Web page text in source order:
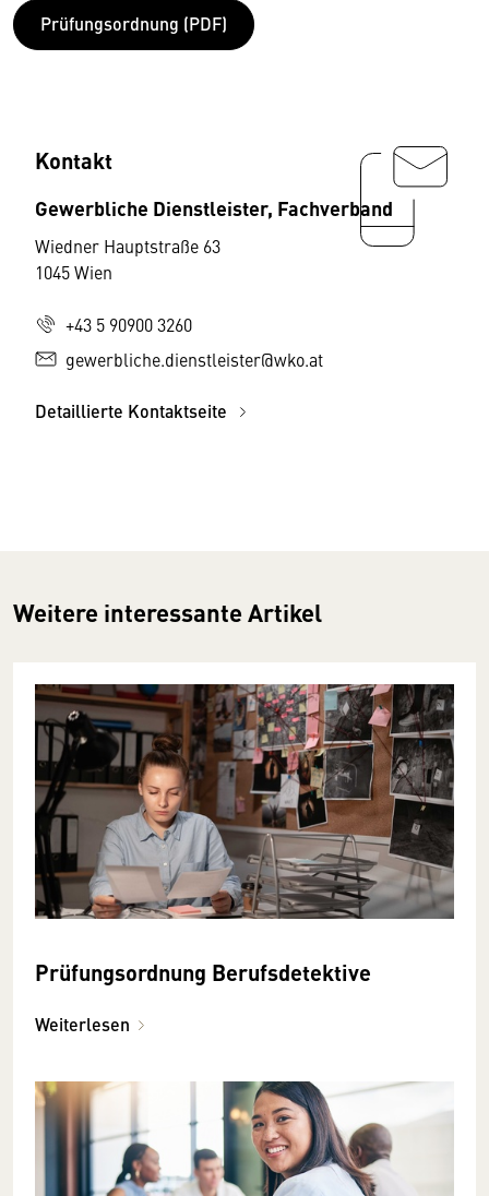
Prüfungsordnung (PDF)
Kontakt
Gewerbliche Dienstleister, Fachverband
Wiedner Hauptstraße 63
1045 Wien
+43 5 90900 3260
gewerbliche.dienstleister@wko.at
Detaillierte Kontaktseite
Weitere interessante Artikel
Prüfungsordnung Berufsdetektive
Weiterlesen